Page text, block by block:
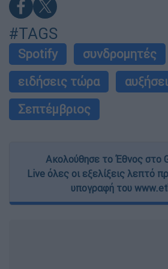
#TAGS
Spotify
συνδρομητές
ειδήσεις τώρα
Σεπτέμβριος
Ακολούθησε το Έθνος στο
Live όλες οι εξελίξεις λεπτό
υπογραφή του